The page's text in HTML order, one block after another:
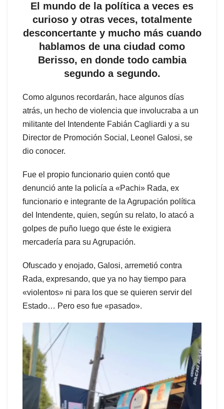
El mundo de la política a veces es
curioso y otras veces, totalmente
desconcertante y mucho más cuando
hablamos de una ciudad como
Berisso, en donde todo cambia
segundo a segundo.
Como algunos recordarán, hace algunos días
atrás, un hecho de violencia que involucraba a un
militante del Intendente Fabián Cagliardi y a su
Director de Promoción Social, Leonel Galosi, se
dio conocer.
Fue el propio funcionario quien contó que
denunció ante la policía a «Pachi» Rada, ex
funcionario e integrante de la Agrupación política
del Intendente, quien, según su relato, lo atacó a
golpes de puño luego que éste le exigiera
mercadería para su Agrupación.
Ofuscado y enojado, Galosi, arremetió contra
Rada, expresando, que ya no hay tiempo para
«violentos» ni para los que se quieren servir del
Estado… Pero eso fue «pasado».